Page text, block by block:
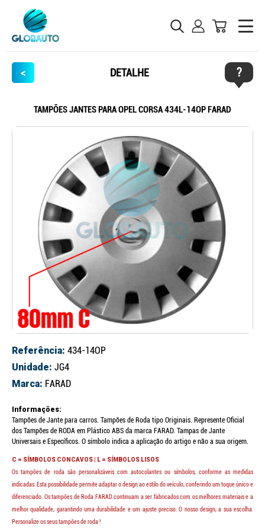
< DETALHE ?
TAMPÕES JANTES PARA OPEL CORSA 434L-14OP FARAD
Referência: 434-14OP
Unidade: JG4
Marca: FARAD
Informações:
Tampões de Jante para carros. Tampões de Roda tipo Originais. Represente Oficial
dos Tampões de RODA em Plástico ABS da marca FARAD. Tampas de Jante
Universais e Específicos. O símbolo indica a aplicação do artigo e não a sua origem.
C = SÍMBOLOS CONCAVOS | L = SÍMBOLOS LISOS
Os tampões de roda são personalizáveis com autocolantes ou símbolos, conforme as medidas
indicadas. Esta possibilidade permite adaptar o design ao estilo do veículo, conferindo um toque único e
diferenciado. Os tampões de Roda FARAD continuam a ser fabricados com os melhores materiais e a
melhor qualidade, garantindo uma durabilidade e um ajuste preciso. O nosso design, a sua escolha.
Personalize os seus tampões de roda !